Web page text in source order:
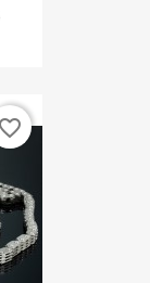
favorite_border